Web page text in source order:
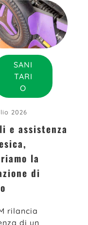
SANI
TARI
O
2026
e assistenza
la
di
rilancia
di un